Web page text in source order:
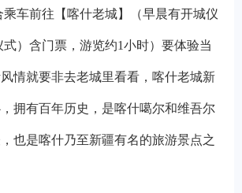
乘车前往【喀什老城】（早晨有开城仪
式）含门票，游览约1小时）要体验当
情就要非去老城里看看，喀什老城新
拥有百年历史，是喀什噶尔和维吾尔
也是喀什乃至新疆有名的旅游景点之